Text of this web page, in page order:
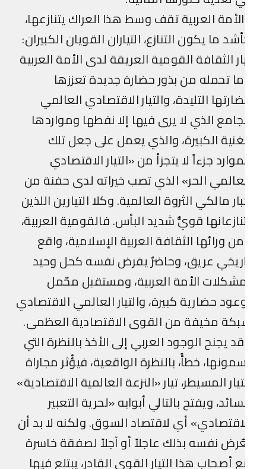
العربية تقف وسط هذا العراك يتنازعها،
ما يكون التنازع، التياران القويان الكبيران:
الثقافة القومية العريقة لدى الأمة العربية
تحمله من بذور حضارة جديدة تعززها
التليدة، والتيار الاقتصادي العالمي
الذي لا يرى فيها إلا نفطها ومواردها
الكبيرة، والذي يعمل على جعل تلك
جزءاً لا يتجزأ من «التيار الاقتصادي
الحر» الذي تصب خيراته لدى حفنة من
مالكي الثروة العالمية. وكلا التيارين اللذين
قويُّ شديد البأس. فالقومية العربية،
ورائها الثقافة العربية الإسلامية، واقع
عريق، وحاضرٌ يفرض نفسه كحل وحيد
الأمة العربية، ومستقبل محّمل
حضارية كبيرة، والتيار العالمي الاقتصادي
مخيفة من القوى الاقتصادية العظمى.
يجنح الوجود العربي إلى الأخذ بالنظرة التي
خطأً، بالنظرة الواقعية، فيؤْثر مجاراة
المسيطر، تيار «النزعة العالمية الاقتصادية»
ويفتح بالتالي أبوابه «لحرية التعبير
أي لاقتصاد السوق. ولكنه لا بد أن
نفسه بذلك عاجلاً أو آجلاً لصفقة خاسرة
أصحاب هذا التيار القوي القادر، يبتلع فيها